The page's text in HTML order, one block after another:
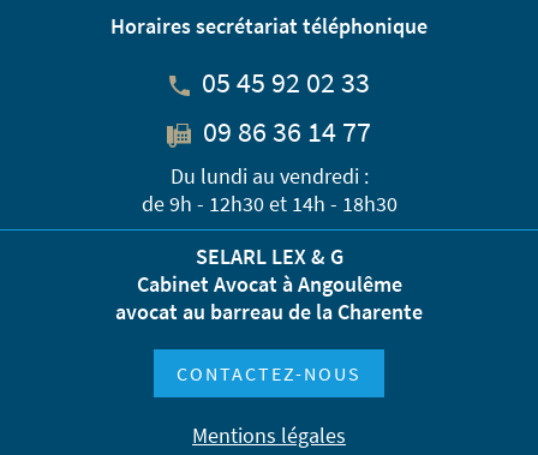
Horaires secrétariat téléphonique
05 45 92 02 33
09 86 36 14 77
Du lundi au vendredi :
de 9h - 12h30 et 14h - 18h30
SELARL LEX & G
Cabinet Avocat à Angoulême
avocat au barreau de la Charente
CONTACTEZ-NOUS
Mentions légales